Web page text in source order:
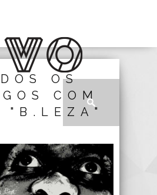
OS
COM
"B.LEZA"